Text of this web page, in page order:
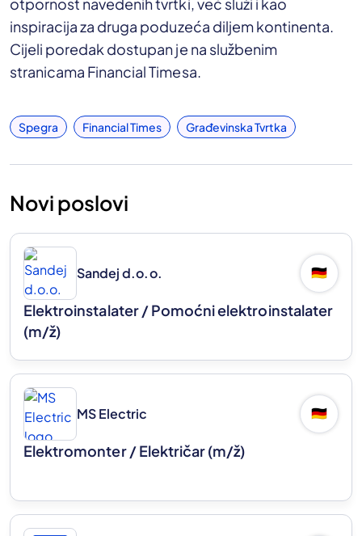
inspiracija za druga poduzeća diljem kontinenta.
Cijeli poredak dostupan je na službenim
stranicama Financial Timesa.
Spegra Financial Times Građevinska Tvrtka
Novi poslovi
Sandej d.o.o. 🇩🇪
Elektroinstalater / Pomoćni elektroinstalater
(m/ž)
MS Electric 🇩🇪
Elektromonter / Električar(m/ž)